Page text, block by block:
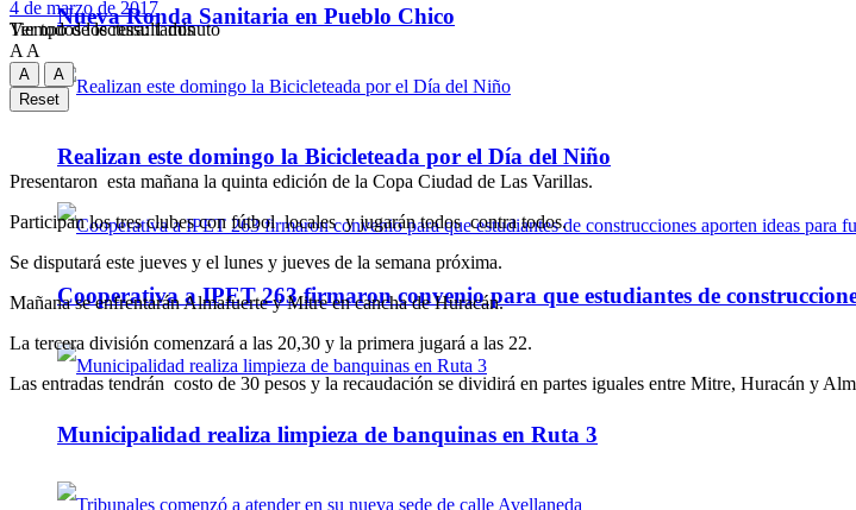
Nueva Ronda Sanitaria en Pueblo Chico
Realizan este domingo la Bicicleteada por el Día del Niño
Cooperativa a IPET 263 firmaron convenio para que estudiantes de
Municipalidad realiza limpieza de banquinas en Ruta 3
Ver todos los ressultados
4 de marzo de 2017
Tiempo de lectura: 1 minuto
A A
A
A
Reset
Presentaron esta mañana la quinta edición de la Copa Ciudad de Las Varillas.
Participan los tres clubes con fútbol locales y jugarán todos contra todos.
Se disputará este jueves y el lunes y jueves de la semana próxima.
Mañana se enfrentarán Almafuerte y Mitre en cancha de Huracán.
La tercera división comenzará a las 20,30 y la primera jugará a las 22.
Las entradas tendrán costo de 30 pesos y la recaudación se dividirá en partes iguales entre Mitre, Huracán y